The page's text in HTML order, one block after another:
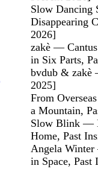
Slow Dancing
Disappearing
2026]
zakè —
in Six Parts,
bvdub & zakè
2025]
From
a Mountain,
Slow Blink —
Home, Past
Angela
in Space, Past